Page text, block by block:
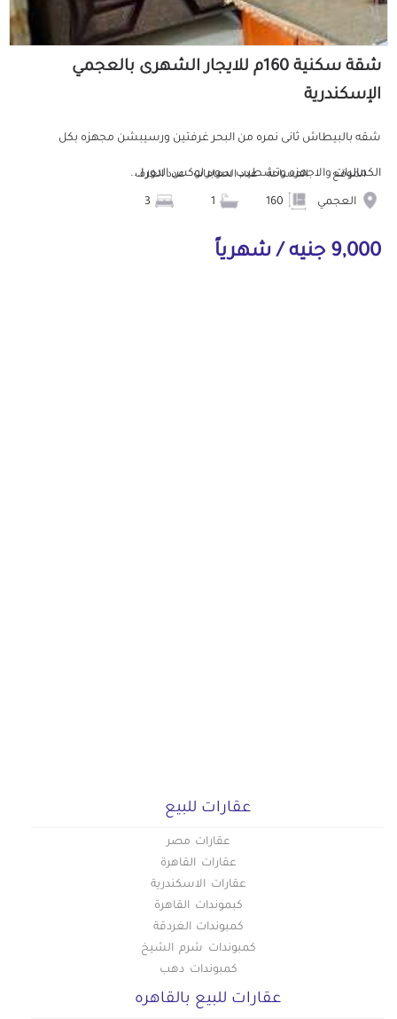
شقة سكنية 160م للايجار الشهرى بالعجمي
الإسكندرية
شقه بالبيطاش ثانى نمره من البحر غرفتين ورسيبشن مجهزه بكل
الكماليات والاجهزه وتشطيب سوبر لوكس الدور ا...
الموقع
العجمي
المساحة عدد الحمامات عدد الغرف
9,000 جنيه / شهرياً
عقارات للبيع
عقارات مصر
عقارات القاهرة
عقارات الاسكندرية
كبموندات القاهرة
كمبوندات الغردقة
كمبوندات شرم الشيخ
كمبوندات دهب
عقارات للبيع بالقاهره